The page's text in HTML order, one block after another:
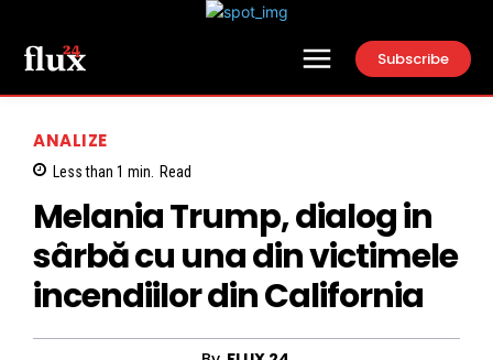
Subscribe
ANALIZE
Less than 1 min. Read
Melania Trump, dialog in
sârbă cu una din victimele
incendiilor din California